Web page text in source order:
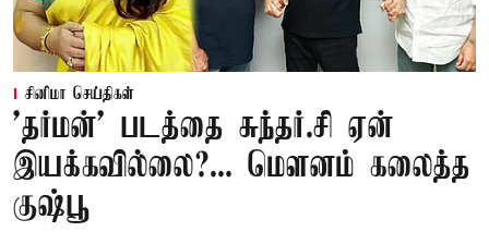
சினிமா செய்திகள்
'தர்மன்' படத்தை சுந்தர்.சி ஏன்
இயக்கவில்லை?... மௌனம் கலைத்த
குஷ்பூ